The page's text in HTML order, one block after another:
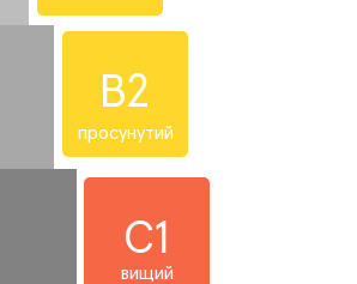
B2
C1
просунутий
вищий